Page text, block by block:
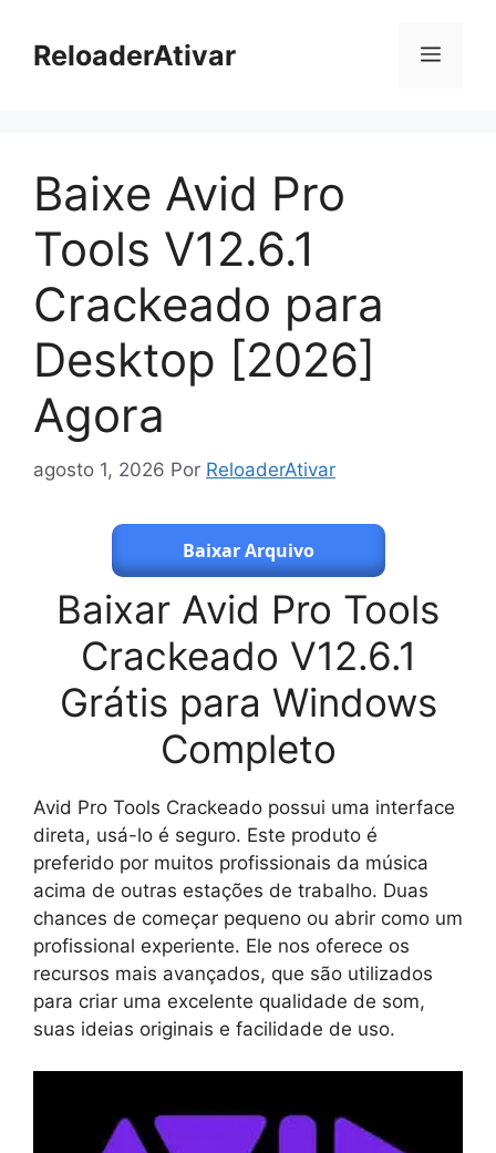
paraReloaderAtivar Menu
Baixe Avid Pro
Tools V12.6.1
Crackeado para
Desktop [2026]
Agora
agosto 1, 2026 Por ReloaderAtivar
Baixar Arquivo
Baixar Avid Pro Tools
Crackeado V12.6.1
Grátis para Windows
Completo
Avid Pro Tools Crackeado possui uma interface
direta, usá-lo é seguro. Este produto é
preferido por muitos profissionais da música
acima de outras estações de trabalho. Duas
chances de começar pequeno ou abrir como um
profissional experiente. Ele nos oferece os
recursos mais avançados, que são utilizados
para criar uma excelente qualidade de som,
suas ideias originais e facilidade de uso.